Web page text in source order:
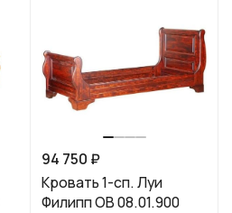
94 750 ₽
Кровать 1-сп. Луи
Филипп ОВ 08.01.900